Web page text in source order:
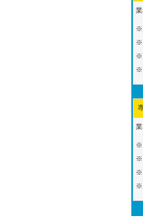
※
※
※
※
※
※
※
※